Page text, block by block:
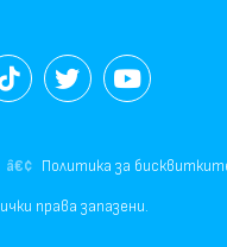
Политика за
права запазени.